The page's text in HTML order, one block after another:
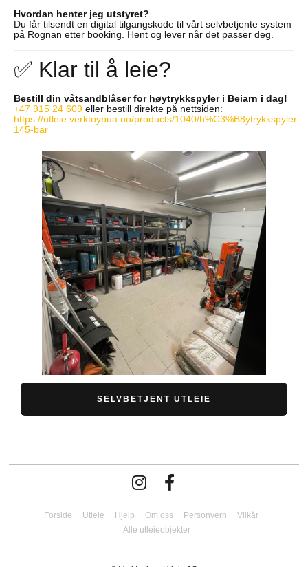
Hvordan henter jeg utstyret?
Du får tilsendt en digital tilgangskode til vårt selvbetjente system
på Rognan etter booking. Hent og lever når det passer deg.
✅ Klar til å leie?
Bestill din våtsandblåser for høytrykkspyler i Beiarn i dag!
+47 915 24 609 eller bestill direkte på nettsiden:
https://utleie.verktoybua.no/products/1040/h%C3%B8ytrykkspyler-
145-bar
SELVBETJENT UTLEIE
Forside Utleie Hjelp Om oss Personvern
Vilkår
Alle utleieobjekter